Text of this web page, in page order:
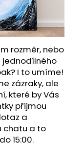
rozměr, nebo
jednodílného
I to umíme!
zázraky, ale
které by Vás
přijmou
a
chatu a to
15:00.